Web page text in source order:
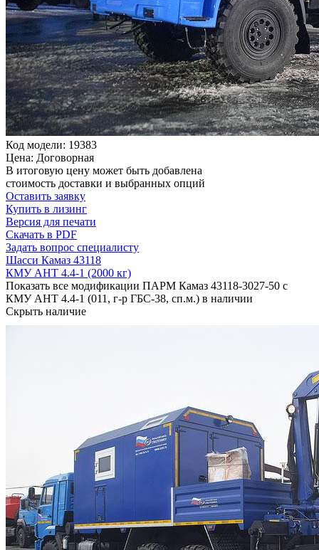
Код модели: 19383
Цена: Договорная
В итоговую цену может быть добавлена
стоимость доставки и выбранных опций
Оставить заявку
Купить в лизинг
Версия для печати
Скачать в PDF
Задать вопрос специалисту
Шасси Камаз 43118
КМУ АНТ 4.4-1 (2000 кг)
Показать все модификации ПАРМ Камаз 43118-3027-50 с
КМУ АНТ 4.4-1 (011, г-р ГБС-38, сп.м.) в наличии
Скрыть наличие